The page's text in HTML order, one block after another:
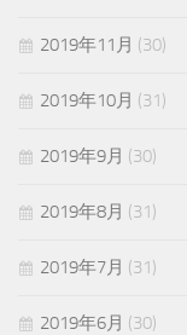
2019年11月 (30)
2019年10月 (31)
2019年9月 (30)
2019年8月 (31)
2019年7月 (31)
2019年6月 (30)